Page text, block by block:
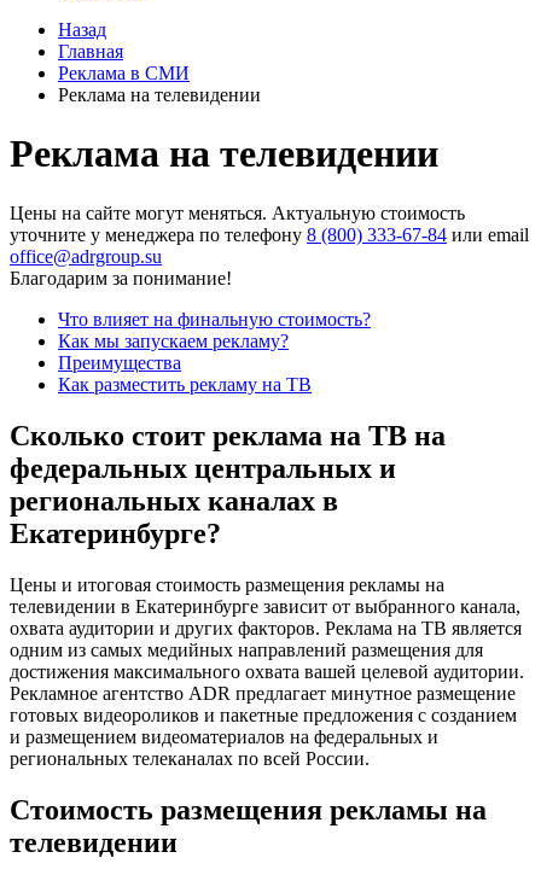
Назад
Главная
Реклама в СМИ
Реклама на телевидении
Реклама на телевидении
Цены на сайте могут меняться. Актуальную стоимость
уточните у менеджера по телефону 8 (800) 333-67-84 или email
office@adrgroup.su
Благодарим за понимание!
Что влияет на финальную стоимость?
Как мы запускаем рекламу?
Преимущества
Как разместить рекламу на ТВ
Сколько стоит реклама на ТВ на
федеральных центральных и
региональных каналах в
Екатеринбурге?
Цены и итоговая стоимость размещения рекламы на
телевидении в Екатеринбурге зависит от выбранного канала,
охвата аудитории и других факторов. Реклама на ТВ является
одним из самых медийных направлений размещения для
достижения максимального охвата вашей целевой аудитории.
Рекламное агентство ADR предлагает минутное размещение
готовых видеороликов и пакетные предложения с созданием
и размещением видеоматериалов на федеральных и
региональных телеканалах по всей России.
Стоимость размещения рекламы на
телевидении